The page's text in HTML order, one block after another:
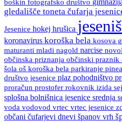
fotografsko društvo
gledališče toneta čufarja
Jesenice hokej hrušica
koronavirus koroška bela kosova
maturanti mladi nagold narcise
občinska priznanja občinski praznik
šola oš koroška bela parkiranje pinea
društvo jesenice plaz pohodništvo
proračun prostofer rokovnik izida
splošna bolnišnica jesenice srednja
voda vodovod vrtec vrtec jesenice
občani čufarjevi dnevi španov vrh